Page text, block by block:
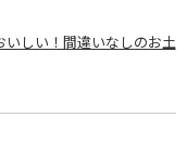
いしい！間違いなしのお土